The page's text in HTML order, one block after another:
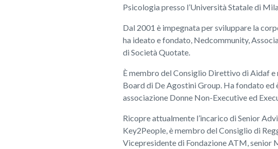
Psicologia presso l’Università Statale di
Dal 2001 è impegnata per sviluppare la
ha ideato e fondato, Nedcommunity,
di Società Quotate.
È membro del Consiglio Direttivo di Aidaf
Board di De Agostini Group. Ha fondato ed
associazione Donne Non-Executive ed
Ricopre attualmente l’incarico di Senior
Key2People, è membro del Consiglio di
Vicepresidente di Fondazione ATM, senior